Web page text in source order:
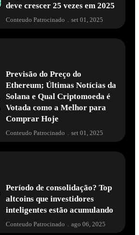
deve crescer 25 vezes em 2025
Conteudo Patrocinado set 01, 2025
Previsão do Preço do
Ethereum; Últimas Notícias da
Solana e Qual Criptomoeda é
Votada como a Melhor para
Comprar Hoje
Conteudo Patrocinado . set 01, 2025
Período de consolidação? Top
altcoins que investidores
inteligentes estão acumulando
Conteudo Patrocinado . ago 06, 2025